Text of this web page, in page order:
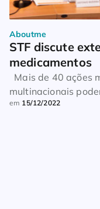
Aboutme
STF discute
medicamentos
Mais de 40 ações
multinacionais
prazo de validade
em 15/12/2022